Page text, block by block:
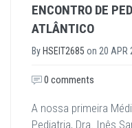
ENCONTRO DE
ATLÂNTICO
By HSEIT2685 on 20 APR
0 comments
A nossa primeira
Pediatria, Dra. Inês